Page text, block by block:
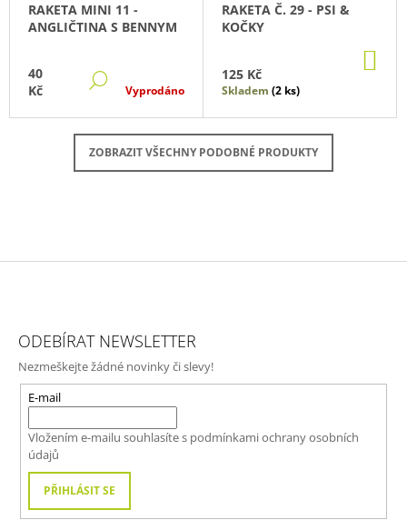
RAKETA MINI 11 -
ANGLIČTINA S BENNYM
40
Kč
DETAIL
Vyprodáno
RAKETA Č. 29 - PSI &
KOČKY
125 Kč
Skladem (2 ks)
ZOBRAZIT VŠECHNY PODOBNÉ PRODUKTY
ODEBÍRAT NEWSLETTER
Nezmeškejte žádné novinky či slevy!
E-mail
Vložením e-mailu souhlasíte s podmínkami ochrany osobních
údajů
PŘIHLÁSIT SE